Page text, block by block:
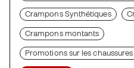
Crampons Synthétiques
Crampons montants
Promotions sur les